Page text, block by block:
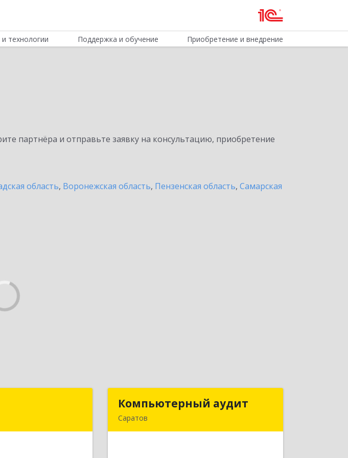
технологии Поддержка и обучение Приобретение и внедрение
партнёра и отправьте заявку на консультацию, приобретение
область, Воронежская область, Пензенская область, Самарская
Компьютерный аудит
Саратов
Компьютерный аудит